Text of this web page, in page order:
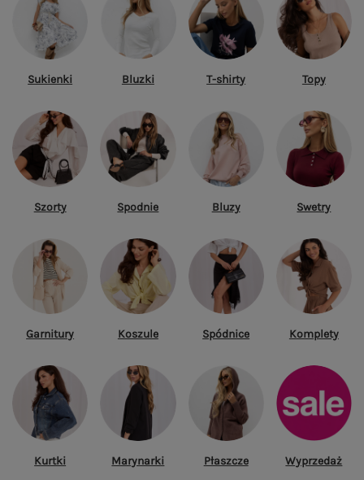
Sukienki Bluzki T-shirty Topy
Szorty Spodnie Bluzy Swetry
Garnitury Koszule Spódnice Komplety
Kurtki Marynarki Płaszcze Wyprzedaż